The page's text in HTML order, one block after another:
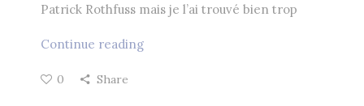
Patrick Rothfuss mais je l’ai trouvé bien trop
Continue reading
0 Share